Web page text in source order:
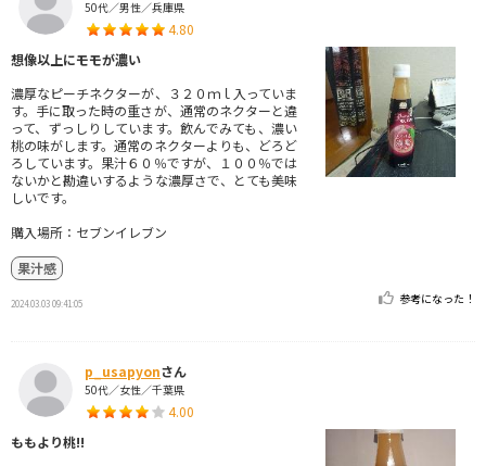
50代／男性／兵庫県
4.80
想像以上にモモが濃い
濃厚なピーチネクターが、３２０ｍｌ入っていま
す。手に取った時の重さが、通常のネクターと違
って、ずっしりしています。飲んでみても、濃い
桃の味がします。通常のネクターよりも、どろど
ろしています。果汁６０％ですが、１００％では
ないかと勘違いするような濃厚さで、とても美味
しいです。
購入場所：セブンイレブン
果汁感
2024.03.03 09:41:05 参考になった！
p_usapyonさん
50代／女性／千葉県
4.00
ももより桃!!